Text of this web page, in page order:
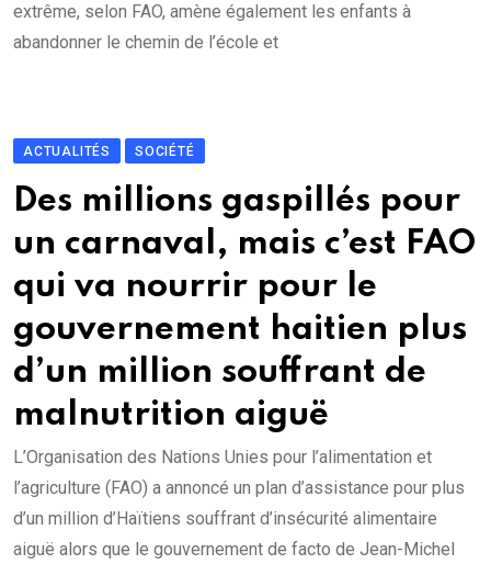
extrême, selon FAO, amène également les enfants à
abandonner le chemin de l’école et
ACTUALITÉS SOCIÉTÉ
Des millions gaspillés pour
un carnaval, mais c’est FAO
qui va nourrir pour le
gouvernement haitien plus
d’un million souffrant de
malnutrition aiguë
L’Organisation des Nations Unies pour l’alimentation et
l’agriculture (FAO) a annoncé un plan d’assistance pour plus
d’un million d’Haïtiens souffrant d’insécurité alimentaire
aiguë alors que le gouvernement de facto de Jean-Michel